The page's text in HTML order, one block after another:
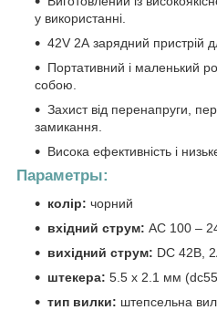
у використанні.
42V 2A зарядний пристрій
Портативний і маленький
собою.
Захист від перенапруги,
замикання.
Висока ефективність і
Параметры:
колір: чорний
вхідний струм: AC 100 –
вихідний струм: DC 42В,
штекера: 5.5 х 2.1 мм
тип вилки: штепсельна